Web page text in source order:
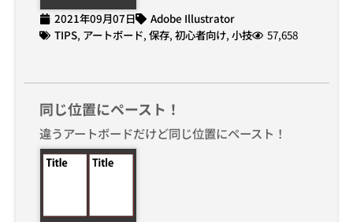
2021年09月07日
Adobe Illustrator
TIPS, アートボード, 保存, 初心者向け, 小技 57,658
同じ位置にペースト！
違うアートボードだけど同じ位置にペースト！